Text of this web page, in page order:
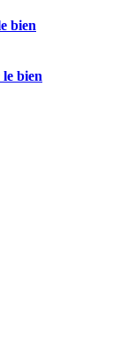
bien
bien